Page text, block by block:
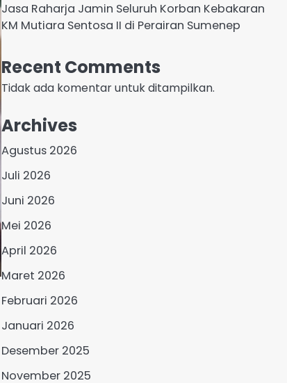
Jasa Raharja Jamin Seluruh Korban Kebakaran
KM Mutiara Sentosa II di Perairan Sumenep
Recent Comments
Tidak ada komentar untuk ditampilkan.
Archives
Agustus 2026
Juli 2026
Juni 2026
Mei 2026
April 2026
Maret 2026
Februari 2026
Januari 2026
Desember 2025
November 2025